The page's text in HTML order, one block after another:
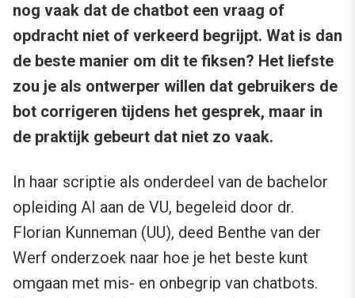
nog vaak dat de chatbot een vraag of
opdracht niet of verkeerd begrijpt. Wat is dan
de beste manier om dit te fiksen? Het liefste
zou je als ontwerper willen dat gebruikers de
bot corrigeren tijdens het gesprek, maar in
de praktijk gebeurt dat niet zo vaak.
In haar scriptie als onderdeel van de bachelor
opleiding AI aan de VU, begeleid door dr.
Florian Kunneman (UU), deed Benthe van der
Werf onderzoek naar hoe je het beste kunt
omgaan met mis- en onbegrip van chatbots.